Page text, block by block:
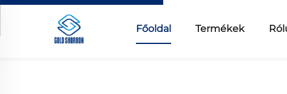
Főoldal Termékek